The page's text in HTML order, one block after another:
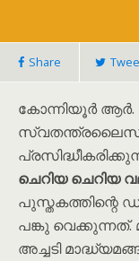
Share
കോന്നിയൂർ ആർ.
ചെറിയ ചെറിയ
പുസ്തകത്തിന്റെ
പങ്കു വെക്കുന്നത്.
അച്ചടി